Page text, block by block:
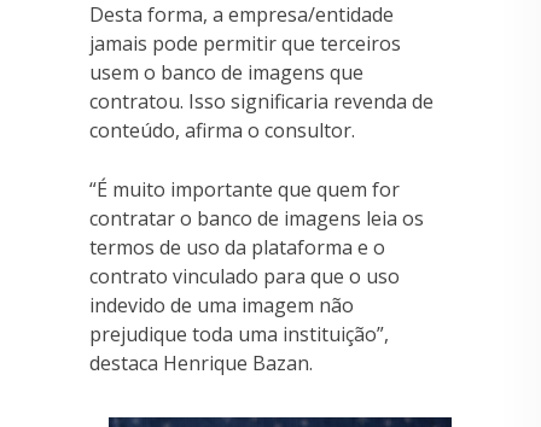
Desta forma, a empresa/entidade
jamais pode permitir que terceiros
usem o banco de imagens que
contratou. Isso significaria revenda de
conteúdo, afirma o consultor.
“É muito importante que quem for
contratar o banco de imagens leia os
termos de uso da plataforma e o
contrato vinculado para que o uso
indevido de uma imagem não
prejudique toda uma instituição”,
destaca Henrique Bazan.